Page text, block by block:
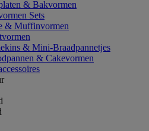
& Bakvormen
Sets
& Muffinvormen
& Mini-Braadpannetjes
& Cakevormen